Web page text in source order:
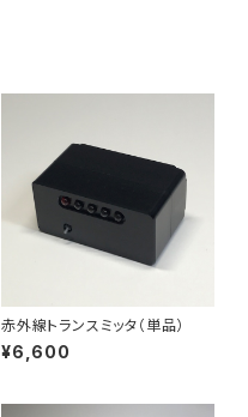
赤外線トランスミッタ（単品）
¥6,600